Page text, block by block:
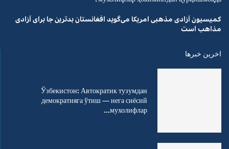
کمیسیون آزادی مذهبی امریکا می‌گوید افغانستان بدترین جا برای آزادی
مذاهب است
اخرین خبرها
Ўзбекистон: Автократик тузумдан
демократияга ўтиш — нега сиёсий
мухолифлар...